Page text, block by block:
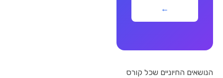
←
הנושאים החיוניים שכל קורס